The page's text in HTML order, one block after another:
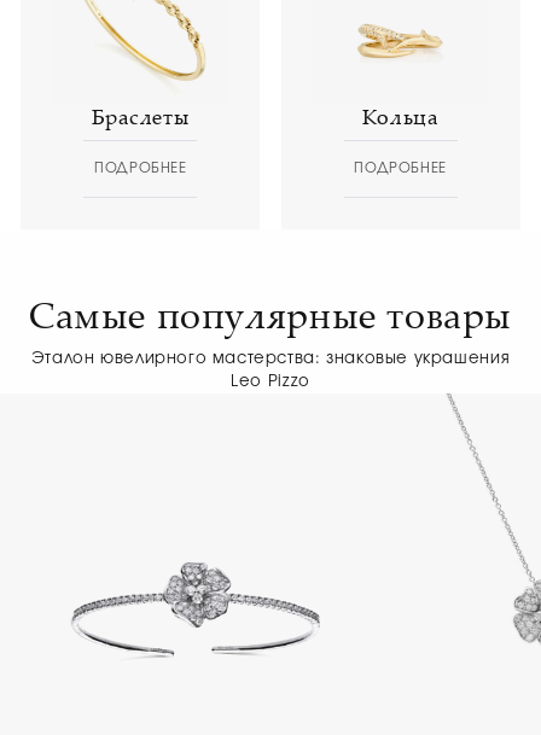
Браслеты
ПОДРОБНЕЕ
Кольца
ПОДРОБНЕЕ
Самые популярные товары
Эталон ювелирного мастерства: знаковые украшения
Leo Pizzo